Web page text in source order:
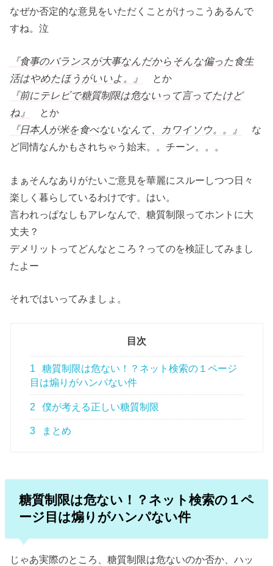
なぜか否定的な意見をいただくことがけっこうあるんで
すね。泣
『食事のバランスが大事なんだからそんな偏った食生
活はやめたほうがいいよ。』
とか
『前にテレビで糖質制限は危ないって言ってたけど
ね』
とか
『日本人が米を食べないなんて、カワイソウ。。』
な
ど同情なんかもされちゃう始末。。チーン。。。
まぁそんなありがたいご意見を華麗にスルーしつつ日々
楽しく暮らしているわけです。はい。
言われっぱなしもアレなんで、糖質制限ってホントに大
丈夫？
デメリットってどんなところ？ってのを検証してみまし
たよー
それではいってみましょ。
目次
1
糖質制限は危ない！？ネット検索の１ページ
目は煽りがハンパない件
2 僕が考える正しい糖質制限
3 まとめ
糖質制限は危ない！？ネット検索の１ペ
ージ目は煽りがハンパない件
じゃあ実際のところ、糖質制限は危ないのか否か、ハッ